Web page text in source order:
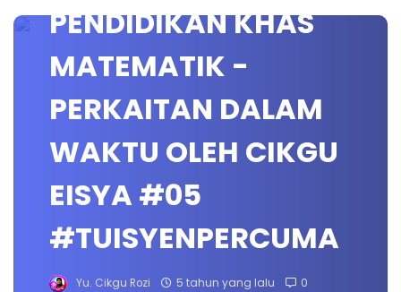
PENDIDIKAN KHAS
MATEMATIK -
PERKAITAN DALAM
WAKTU OLEH CIKGU
EISYA #05
#TUISYENPERCUMA
Yu. Cikgu Rozi 5 tahun yang lalu 0